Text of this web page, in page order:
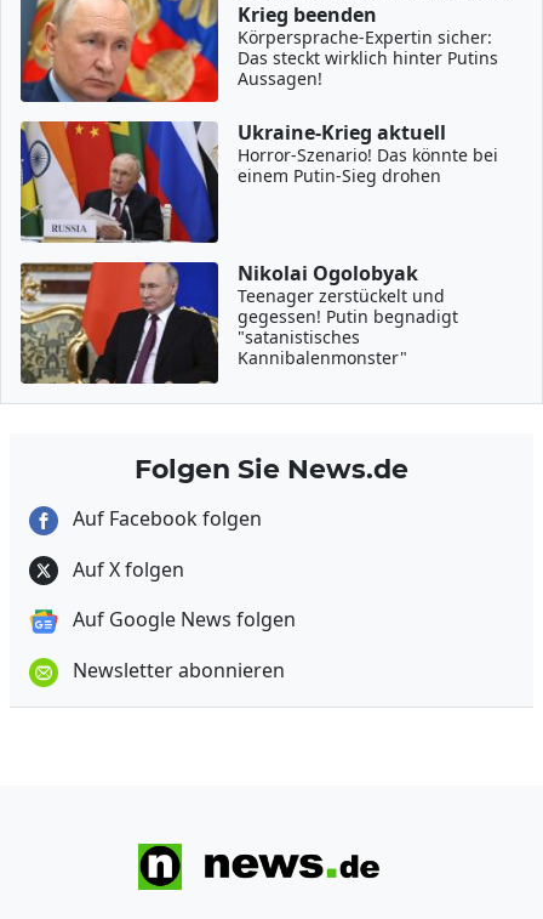
Krieg beenden
Körpersprache-Expertin sicher:
Das steckt wirklich hinter Putins
Aussagen!
Ukraine-Krieg aktuell
Horror-Szenario! Das könnte bei
einem Putin-Sieg drohen
Nikolai Ogolobyak
Teenager zerstückelt und
gegessen! Putin begnadigt
"satanistisches
Kannibalenmonster"
Folgen Sie News.de
Auf Facebook folgen
Auf X folgen
Auf Google News folgen
Newsletter abonnieren